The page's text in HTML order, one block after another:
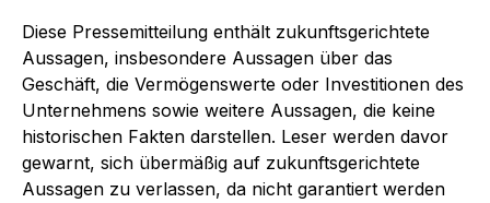
Diese Pressemitteilung enthält zukunftsgerichtete
Aussagen, insbesondere Aussagen über das
Geschäft, die Vermögenswerte oder Investitionen des
Unternehmens sowie weitere Aussagen, die keine
historischen Fakten darstellen. Leser werden davor
gewarnt, sich übermäßig auf zukunftsgerichtete
Aussagen zu verlassen, da nicht garantiert werden